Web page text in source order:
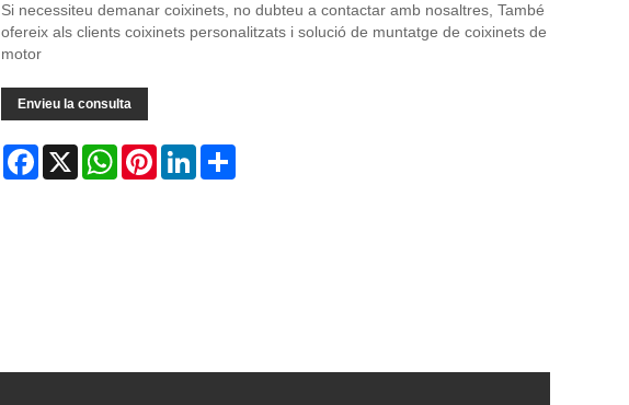
Si necessiteu demanar coixinets, no dubteu a contactar amb nosaltres, També
ofereix als clients coixinets personalitzats i solució de muntatge de coixinets de
motor
Envieu la consulta
Facebook
X WhatsAppPinterestLinkedInShare